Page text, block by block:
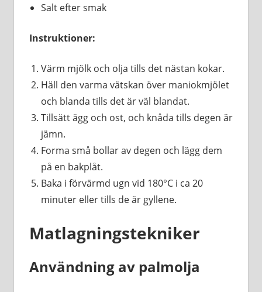
Salt efter smak
Instruktioner:
Värm mjölk och olja tills det nästan kokar.
Häll den varma vätskan över maniokmjölet
och blanda tills det är väl blandat.
Tillsätt ägg och ost, och knåda tills degen är
jämn.
Forma små bollar av degen och lägg dem
på en bakplåt.
Baka i förvärmd ugn vid 180°C i ca 20
minuter eller tills de är gyllene.
Matlagningstekniker
Användning av palmolja